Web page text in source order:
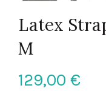
Latex
M
129,00 €